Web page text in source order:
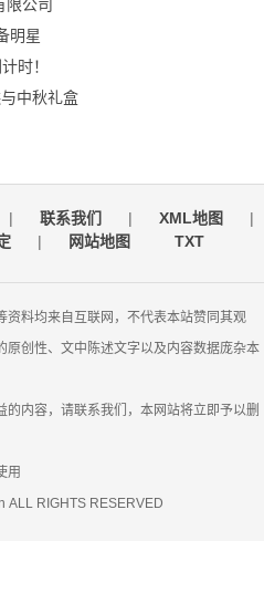
公司
明星
时！
中秋礼盒
| 联系我们 | XML地图
|
| 网站地图 TXT
料均来自互联网，不代表本站赞同其观
原创性、文中陈述文字以及内容数据庞杂本
内容，请联系我们，本网站将立即予以删
用
ALL RIGHTS RESERVED